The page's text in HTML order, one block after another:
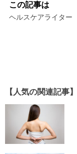
この記事は
ヘルスケアライター
【人気の関連記事】